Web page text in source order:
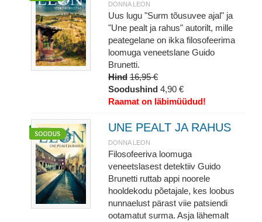
DONNA LEON
Uus lugu "Surm tõusuvee ajal" ja
"Une pealt ja rahus" autorilt, mille
peategelane on ikka filosofeerima
loomuga veneetslane Guido
Brunetti.
Hind 16,95 €
Soodushind 4,90 €
Raamat on läbimüüdud!
UNE PEALT JA RAHUS
DONNA LEON
Filosofeeriva loomuga
veneetslasest detektiiv Guido
Brunetti ruttab appi noorele
hooldekodu põetajale, kes loobus
nunnaelust pärast viie patsiendi
ootamatut surma. Asja lähemalt